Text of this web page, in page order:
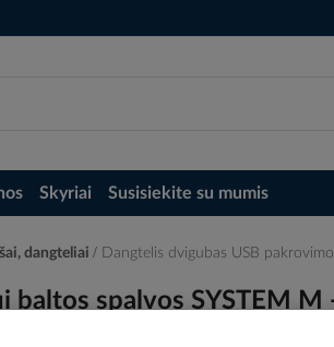
Skyriai Susisiekite su mumis
dangteliai Dangtelis dvigubas USB
spalvos SYSTEM M